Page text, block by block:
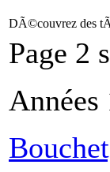
DÃ©couvrez des
Page 2
Années